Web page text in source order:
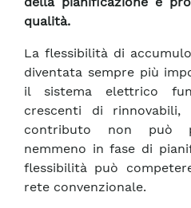
qualità.
La flessibilità di
diventata sempre più
il sistema elettrico
crescenti di
contributo non può
nemmeno in fase di
flessibilità può
rete convenzionale.